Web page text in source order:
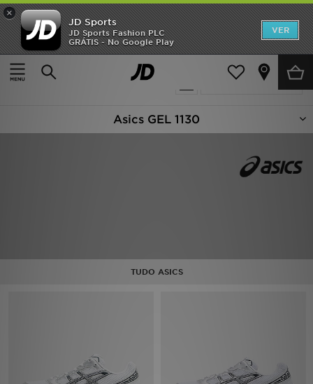
×
JD Sports
JD Sports Fashion PLC
GRÁTIS - No Google Play
VER
Página principal
ASICS GEL-1130
Actualizar a pesquisa
27 produtos encontrados
Asics GEL 1130
TUDO ASICS
INÍCIO
Promoções
MENSAGENS